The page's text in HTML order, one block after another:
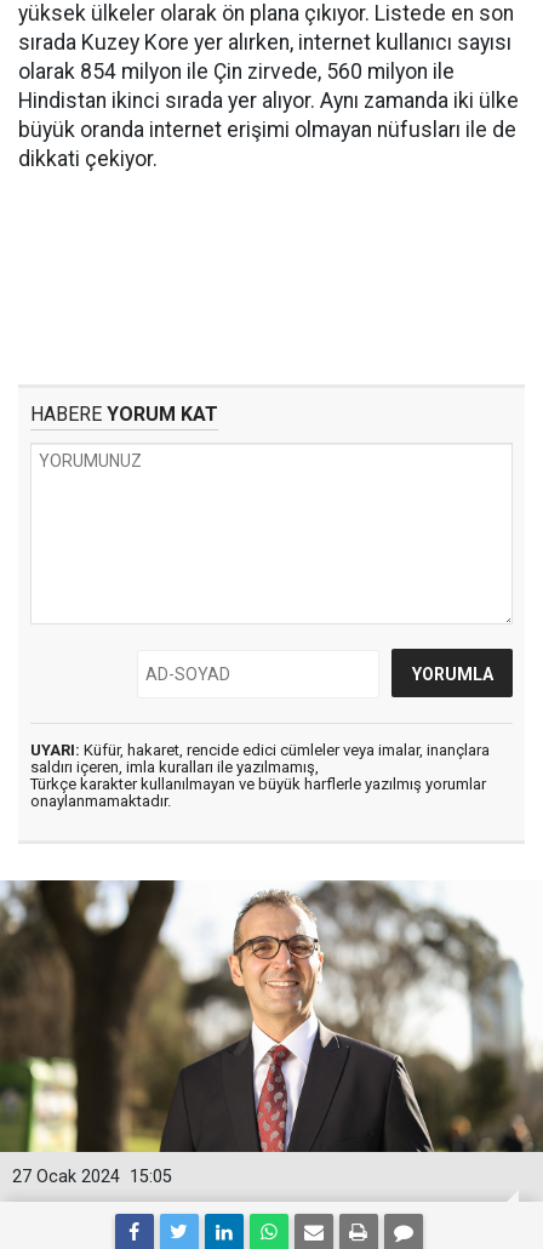
yüksek ülkeler olarak ön plana çıkıyor. Listede en son
sırada Kuzey Kore yer alırken, internet kullanıcı sayısı
olarak 854 milyon ile Çin zirvede, 560 milyon ile
Hindistan ikinci sırada yer alıyor. Aynı zamanda iki ülke
büyük oranda internet erişimi olmayan nüfusları ile de
dikkati çekiyor.
HABERE YORUM KAT
UYARI: Küfür, hakaret, rencide edici cümleler veya imalar, inançlara
saldırı içeren, imla kuralları ile yazılmamış,
Türkçe karakter kullanılmayan ve büyük harflerle yazılmış yorumlar
onaylanmamaktadır.
15:05
27 Ocak 2024